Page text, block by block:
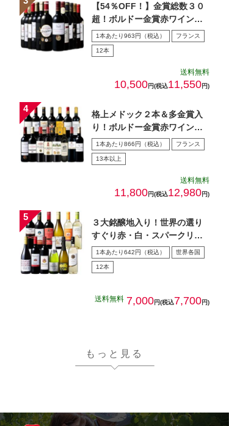
【54％OFF！】金賞総数３０
超！ボルドー金賞赤ワイン１
２本セット 第１5弾
1本あたり963円（税込） フランス
12本
送料無料
10,500円(税込11,550円)
格上メドック２本＆多金賞入
り！ボルドー金賞赤ワイン１
５本セット 第28弾
1本あたり866円（税込） フランス
13本以上
送料無料
11,800円(税込12,980円)
３大銘醸地入り！世界の選り
すぐり赤・白・スパークリン
グワイン飲み比べ１2本セッ
ト…
1本あたり642円（税込） 世界各国
12本
送料無料 7,000円(税込7,700円)
もっと見る